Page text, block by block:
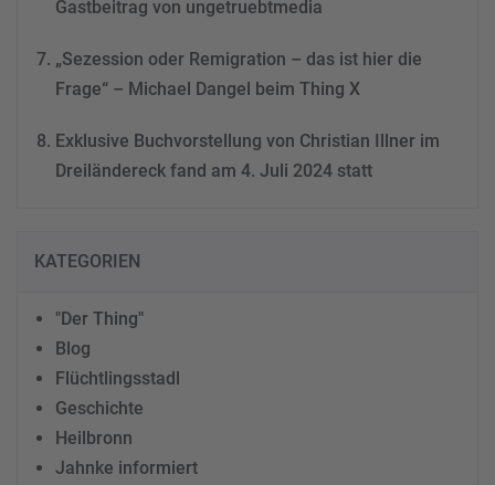
Gastbeitrag von ungetruebtmedia
„Sezession oder Remigration – das ist hier die
Frage“ – Michael Dangel beim Thing X
Exklusive Buchvorstellung von Christian Illner im
Dreiländereck fand am 4. Juli 2024 statt
KATEGORIEN
"Der Thing"
Blog
Flüchtlingsstadl
Geschichte
Heilbronn
Jahnke informiert